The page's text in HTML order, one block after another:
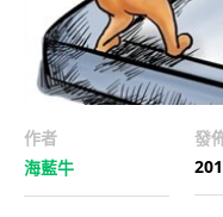
作者
海藍牛
發